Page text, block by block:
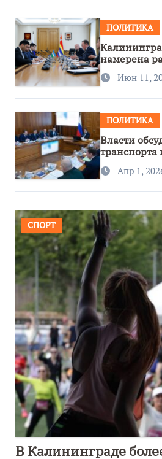
ПОЛИТИКА
намерена
Июн 11,
ПОЛИТИКА
Власти
транспорта
региона
Апр 1,
СПОРТ
В Калининграде